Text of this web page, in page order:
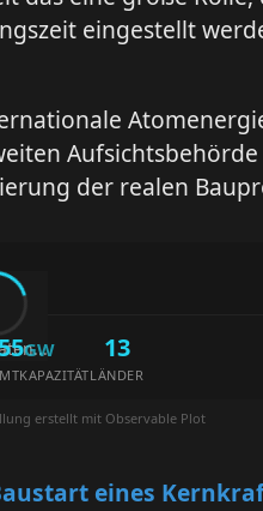
eingestellt
der realen
GW 13
LÄNDER
erstellt mit Observable Plot
eines